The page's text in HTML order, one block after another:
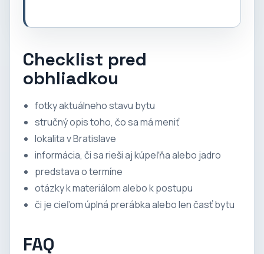
Checklist pred
obhliadkou
fotky aktuálneho stavu bytu
stručný opis toho, čo sa má meniť
lokalita v Bratislave
informácia, či sa rieši aj kúpeľňa alebo jadro
predstava o termíne
otázky k materiálom alebo k postupu
či je cieľom úplná prerábka alebo len časť bytu
FAQ